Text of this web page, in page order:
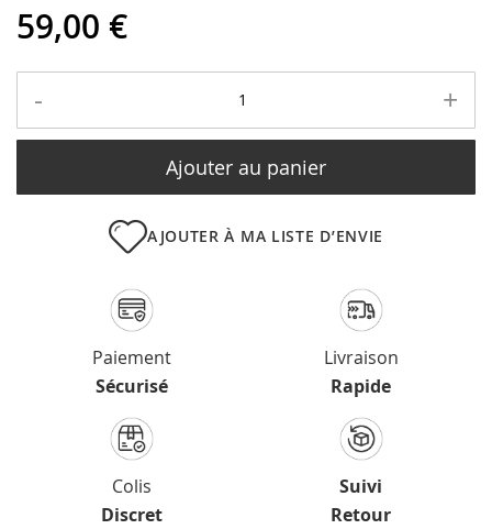
images
gallery
59,00 €
- +
Ajouter au panier
AJOUTER À MA LISTE D’ENVIE
Paiement
Sécurisé
Livraison
Rapide
Colis
Discret
Suivi
Retour